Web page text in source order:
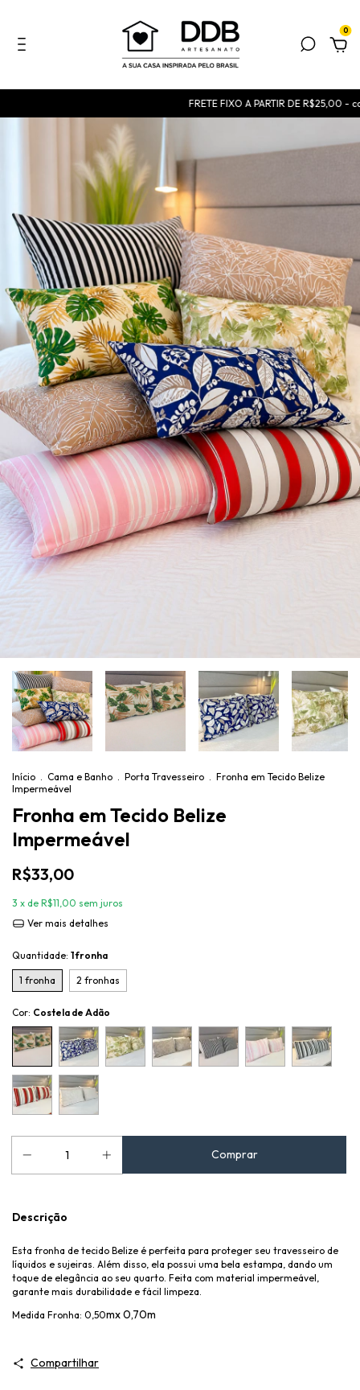
0
FRETE FIXO A PARTIR DE R$25,00 -
Início . Cama e Banho . Porta Travesseiro . Fronha em Tecido Belize
Impermeável
Fronha em Tecido Belize
Impermeável
R$33,00
3 x de R$11,00 sem juros
Ver mais detalhes
Quantidade: 1 fronha
1 fronha 2 fronhas
Cor: Costela de Adão
Descrição
Esta fronha de tecido Belize é perfeita para proteger seu travesseiro de
líquidos e sujeiras. Além disso, ela possui uma bela estampa, dando um
toque de elegância ao seu quarto. Feita com material impermeável,
garante mais durabilidade e fácil limpeza.
Medida Fronha: 0,50mx 0,70m
Compartilhar